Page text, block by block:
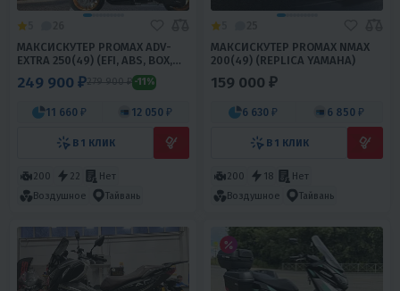
МАКСИСКУТЕР PROMAX ADV-
EXTRA 250(49) (EFI, ABS, BOX,
249 900 ₽279 900 ₽ -11%
11 660 ₽ 12 050 ₽
В 1 КЛИК
200 22
Нет
Воздушное
Тайвань
МАКСИСКУТЕР PROMAX NMAX
200(49) (REPLICA YAMAHA)
159 000 ₽
6 630 ₽ 6 850 ₽
В 1 КЛИК
200 18
Нет
Воздушное
Тайвань